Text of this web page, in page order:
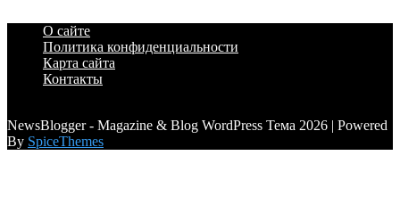
О сайте
Политика конфиденциальности
Карта сайта
Контакты
NewsBlogger - Magazine & Blog WordPress Тема 2026 | Powered
By SpiceThemes